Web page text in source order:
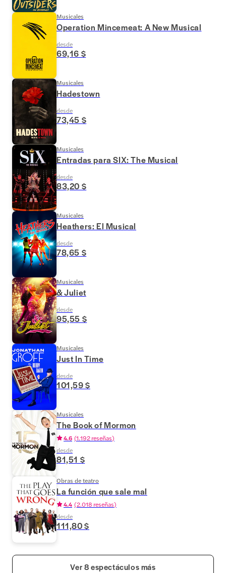
Musicales
Operation Mincemeat: A New Musical
desde
69,16 $
Musicales
Hadestown
desde
73,45 $
Musicales
Entradas para SIX: The Musical
desde
83,20 $
Musicales
Heathers: El Musical
desde
78,65 $
Musicales
& Juliet
desde
95,55 $
Musicales
Just In Time
desde
101,59 $
Musicales
The Book of Mormon
4.6 (1.192 reseñas)
desde
81,51 $
Obras de teatro
La función que sale mal
4.4 (2.018 reseñas)
desde
111,80 $
Ver 8 espectáculos más